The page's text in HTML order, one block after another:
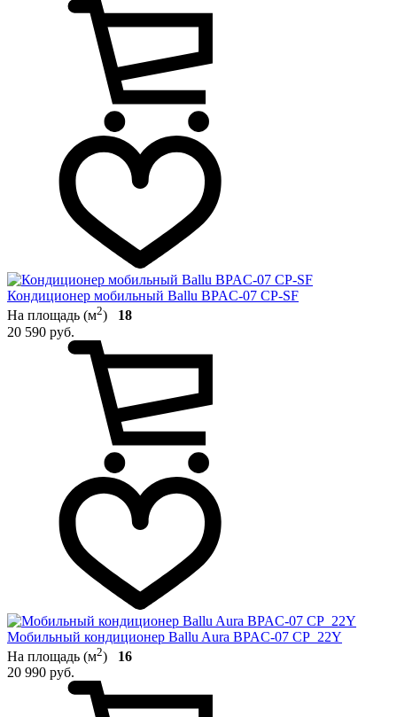
Кондиционер мобильный Ballu BPAC-07 CP-SF
На площадь (м2) 18
20 590 руб.
Мобильный кондиционер Ballu Aura BPAC-07 CP_22Y
На площадь (м2) 16
20 990 руб.